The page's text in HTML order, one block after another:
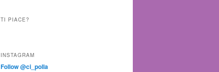
TI PIACE?
INSTAGRAM
Follow @ci_polla